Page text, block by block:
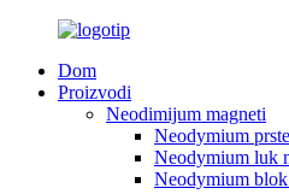
Dom
Proizvodi
Neodimijum magneti
Neodymium
Neodymium luk
Neodymium